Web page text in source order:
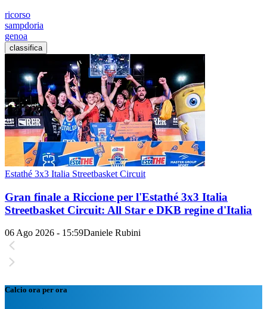
ricorso
sampdoria
genoa
classifica
Estathé 3x3 Italia Streetbasket Circuit
Gran finale a Riccione per l'Estathé 3x3 Italia
Streetbasket Circuit: All Star e DKB regine d'Italia
06 Ago 2026 - 15:59Daniele Rubini
Calcio ora per ora